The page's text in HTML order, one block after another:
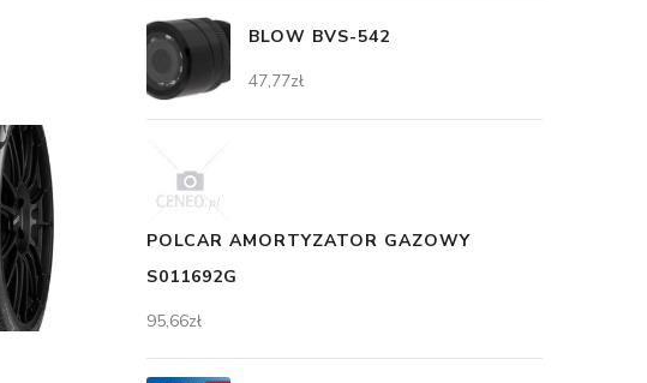
BLOW BVS-542
47,77zł
POLCAR AMORTYZATOR GAZOWY
S011692G
95,66zł